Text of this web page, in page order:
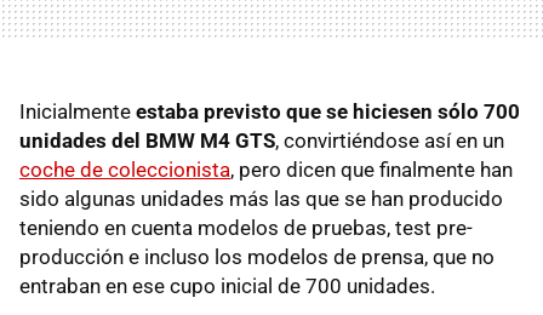
Inicialmente estaba previsto que se hiciesen sólo 700
unidades del BMW M4 GTS, convirtiéndose así en un
coche de coleccionista, pero dicen que finalmente han
sido algunas unidades más las que se han producido
teniendo en cuenta modelos de pruebas, test pre-
producción e incluso los modelos de prensa, que no
entraban en ese cupo inicial de 700 unidades.